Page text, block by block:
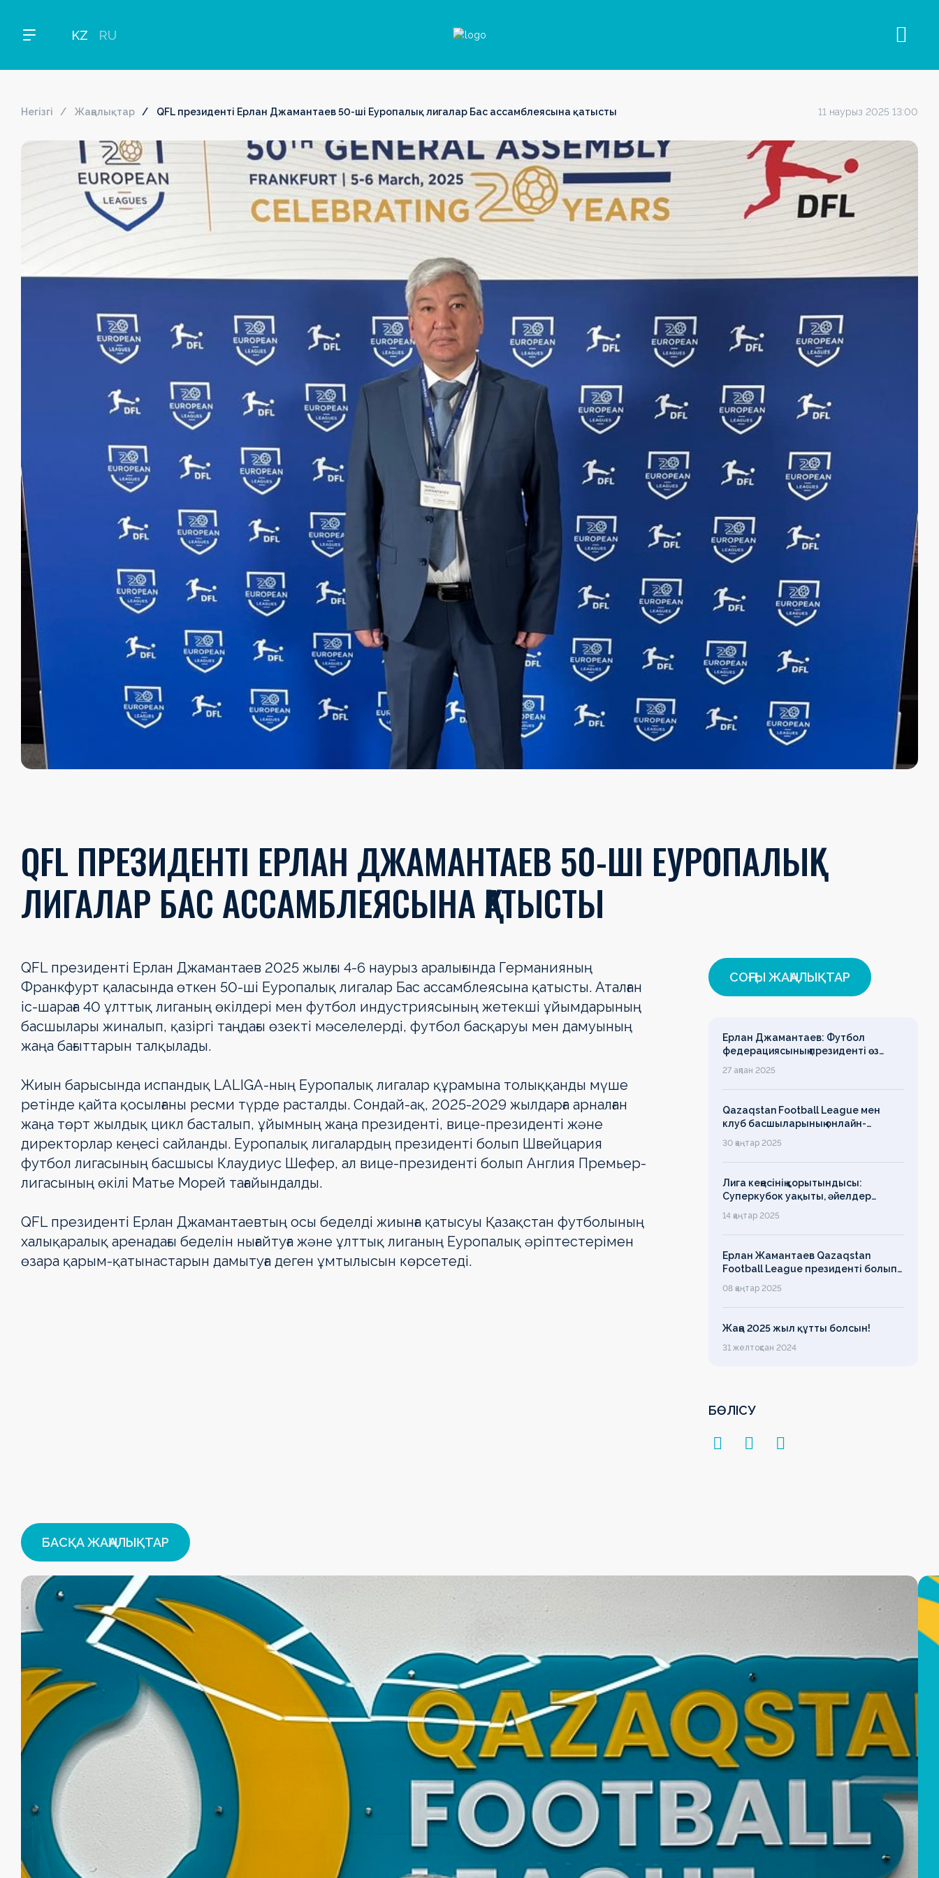
KZ RU
Негізгі Жаңалықтар QFL президенті Ерлан Джамантаев 50-ші Еуропалық лигалар Бас ассамблеясына қатысты 11 наурыз 2025 13:00
QFL ПРЕЗИДЕНТІ ЕРЛАН ДЖАМАНТАЕВ 50-ШІ ЕУРОПАЛЫҚ
ЛИГАЛАР БАС АССАМБЛЕЯСЫНА ҚАТЫСТЫ
QFL президенті Ерлан Джамантаев 2025 жылғы 4-6 наурыз аралығында Германияның
Франкфурт қаласында өткен 50-ші Еуропалық лигалар Бас ассамблеясына қатысты. Аталған
іс-шараға 40 ұлттық лиганың өкілдері мен футбол индустриясының жетекші ұйымдарының
басшылары жиналып, қазіргі таңдағы өзекті мәселелерді, футбол басқаруы мен дамуының
жаңа бағыттарын талқылады.
Жиын барысында испандық LALIGA-ның Еуропалық лигалар құрамына толыққанды мүше
ретінде қайта қосылғаны ресми түрде расталды. Сондай-ақ, 2025-2029 жылдарға арналған
жаңа төрт жылдық цикл басталып, ұйымның жаңа президенті, вице-президенті және
директорлар кеңесі сайланды. Еуропалық лигалардың президенті болып Швейцария
футбол лигасының басшысы Клаудиус Шефер, ал вице-президенті болып Англия Премьер-
лигасының өкілі Матье Морей тағайындалды.
QFL президенті Ерлан Джамантаевтың осы беделді жиынға қатысуы Қазақстан футболының
халықаралық аренадағы беделін нығайтуға және ұлттық лиганың Еуропалық әріптестерімен
өзара қарым-қатынастарын дамытуға деген ұмтылысын көрсетеді.
СОҢҒЫ ЖАҢАЛЫҚТАР
Ерлан Джамантаев: Футбол
федерациясының президенті өз
алайда оның сөзі түкке тұрмайды!
27 ақпан 2025
Qazaqstan Football League мен
клуб басшыларының онлайн-
бойынша баспасөз-релизі
30 қаңтар 2025
Лига кеңесінің қорытындысы:
Суперкубок уақыты, әйелдер
лимит
14 қаңтар 2025
Ерлан Жамантаев Qazaqstan
Football League президенті болып
08 қаңтар 2025
Жаңа 2025 жыл құтты болсын!
31 желтоқсан 2024
БӨЛІСУ
БАСҚА ЖАҢАЛЫҚТАР